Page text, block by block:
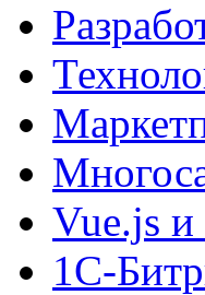
Vue.js
1С-